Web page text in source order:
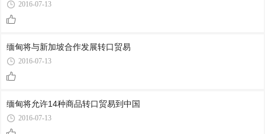
2016-07-13
缅甸将与新加坡合作发展转口贸易
2016-07-13
缅甸将允许14种商品转口贸易到中国
2016-07-13